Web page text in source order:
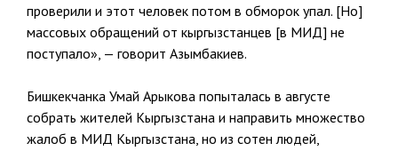
проверили и этот человек потом в обморок упал. [Но]
массовых обращений от кыргызстанцев [в МИД] не
поступало», — говорит Азымбакиев.
Бишкекчанка Умай Арыкова попыталась в августе
собрать жителей Кыргызстана и направить множество
жалоб в МИД Кыргызстана, но из сотен людей,